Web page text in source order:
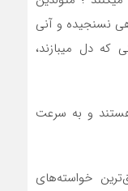
نسنجيده و آني
که دل میبازند،
و به سرعت
خواسته‌هاي